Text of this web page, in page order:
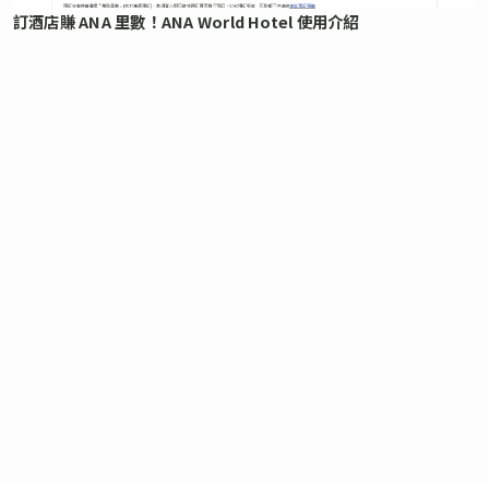
訂酒店賺 ANA 里數！ANA World Hotel 使用介紹